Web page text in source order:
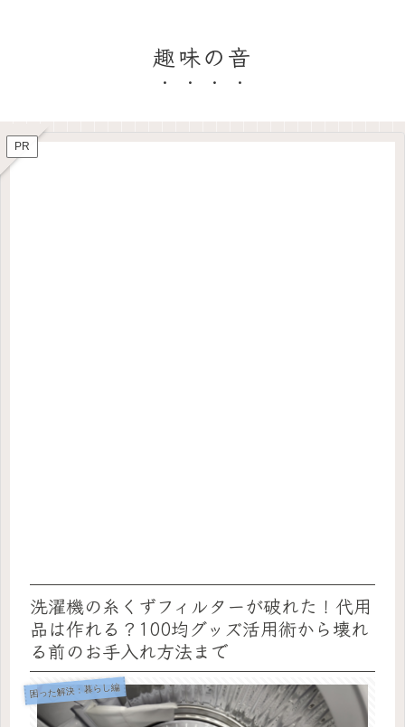
趣味の音
PR
洗濯機の糸くずフィルターが破れた！代用
品は作れる？100均グッズ活用術から壊れ
る前のお手入れ方法まで
困った解決：暮らし編